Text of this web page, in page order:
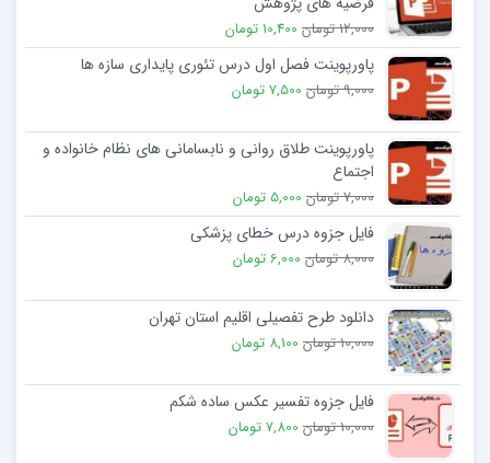
12,000 تومان 10,400 تومان
پاورپوینت فصل اول درس تئوری پایداری سازه ها
9,000 تومان 7,500 تومان
پاورپوینت طلاق روانی و نابسامانی های نظام خانواده و
اجتماع
7,000 تومان 5,000 تومان
فایل جزوه درس خطای پزشکی
8,000 تومان 6,000 تومان
دانلود طرح تفصیلی اقلیم استان تهران
10,000 تومان 8,100 تومان
فایل جزوه تفسیر عکس ساده شکم
10,000 تومان 7,800 تومان